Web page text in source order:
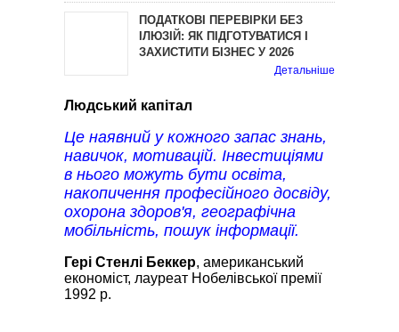
ПОДАТКОВІ ПЕРЕВІРКИ БЕЗ
ІЛЮЗІЙ: ЯК ПІДГОТУВАТИСЯ І
ЗАХИСТИТИ БІЗНЕС У 2026
Детальніше
Людський капітал
Це наявний у кожного запас знань,
навичок, мотивацій. Інвестиціями
в нього можуть бути освіта,
накопичення професійного досвіду,
охорона здоров'я, географічна
мобільність, пошук інформації.
Гері Стенлі Беккер, американський
економіст, лауреат Нобелівської премії
1992 р.